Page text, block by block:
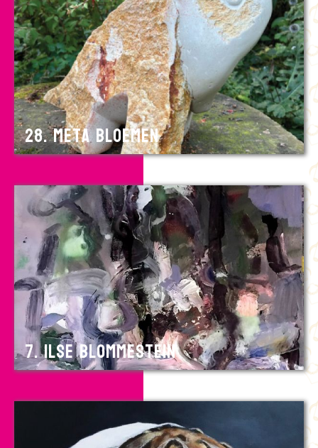
28. Meta Bloemen
7. Ilse Blommestein